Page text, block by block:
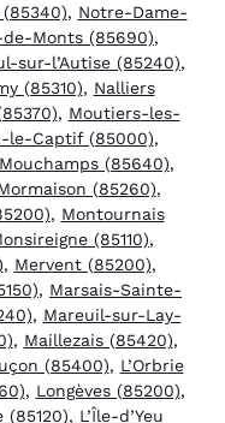
, Notre-Dame-
Monts (85690),
sur-l’Autise (85240),
(85310), Nalliers
, Moutiers-les-
le-Captif (85000),
Mouchamps (85640),
(85260),
, Montournais
(85110),
, Mervent (85200),
, Marsais-Sainte-
, Mareuil-sur-Lay-
, Maillezais (85420),
(85400), L’Orbrie
, Longèves (85200),
(85120), L’Île-d’Yeu